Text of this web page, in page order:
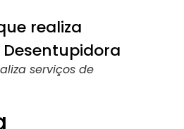
serviços de